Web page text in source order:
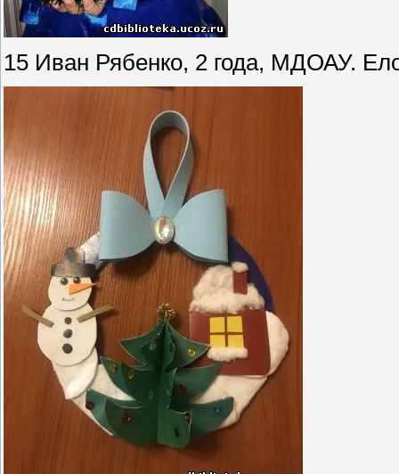
15 Иван Рябенко, 2 года, МДОАУ.